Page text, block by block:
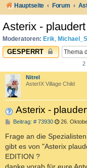
Hauptseite Forum
Asterix -
Moderatoren: Erik,
GESPERRT
2
Nitrel
AsterIX Village Child
Asterix -
Beitrag: # 73930B
i
t
r
26.
Frage an die Spezialisten,
gibt es von "Asterix
EDITION ?
danke vorab für eure